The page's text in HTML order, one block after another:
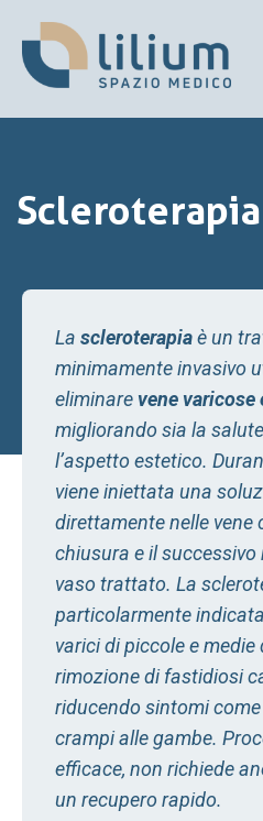
Scleroterapia
La scleroterapiaè un
minimamente invasivo
eliminarevene
migliorando sia la
l’aspetto estetico.
viene iniettata una
direttamente nelle vene
chiusura e il
vaso trattato. La
particolarmente
varici di piccole e medie
rimozione di fastidiosi
riducendo sintomi
crampi alle gambe.
efficace, non richiede
un recupero rapido.